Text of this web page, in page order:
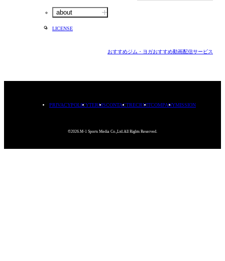
about
LICENSE
おすすめジム・ヨガおすすめ動画配信サービス
PRIVACYPOLICYTERMSCONTACTRECRUITCOMPANYMISSION
©2026.M-1 Sports Media Co.,Ltd.All Rights Reserved.